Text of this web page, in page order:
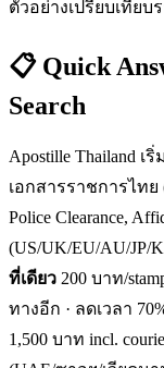
ตัวอย่างเปรียบเทียบ
📋 Quick
Search
Apostille Thailand เริ่ม
เอกสารราชการไท
Police Clearance,
(US/UK/EU/AU/JP/
ที่เดียว 200 บาท/
ทางอีก · ลดเวลา
1,500 บาท incl.